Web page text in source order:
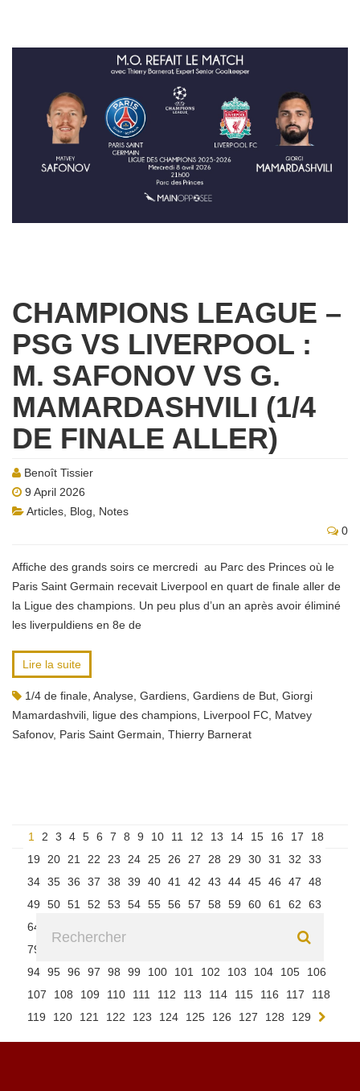
CHAMPIONS LEAGUE –
PSG VS LIVERPOOL :
M. SAFONOV VS G.
MAMARDASHVILI (1/4
DE FINALE ALLER)
Benoît Tissier
9 April 2026
Articles Blog
Notes
0
Affiche des grands soirs ce mercredi au Parc des Princes où le
Paris Saint Germain recevait Liverpool en quart de finale aller de
la Ligue des champions. Un peu plus d’un an après avoir éliminé
les liverpuldiens en 8e de
Lire la suite
1/4 de finale Analyse Gardiens Gardiens de But Giorgi
Mamardashvili ligue des champions Liverpool FC Matvey
Safonov, Paris Saint Germain Thierry Barnerat
1 2 3 4 5 6 7 8 9 10 11 12 13 14 15 16 17
18
19
20 21 22 23 24 25 26 27 28 29 30 31 32
33
34 35 36 37 38 39 40 41 42 43 44 45 46 47
48
49
50 51 52 53 54 55 56 57 58 59 60 61 62
63
64
79
94 95 96 97 98 99 100 101 102 103 104 105
106
107
108 109 110 111 112 113 114 115 116 117
118
119
120 121 122 123 124 125 126 127 128 129